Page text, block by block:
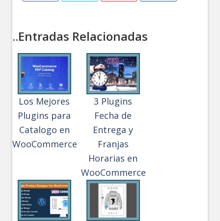
..Entradas Relacionadas
Los Mejores
Plugins para
Catalogo en
WooCommerce
3 Plugins
Fecha de
Entrega y
Franjas
Horarias en
WooCommerce